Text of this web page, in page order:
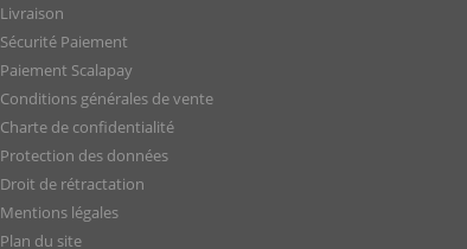
Livraison
Sécurité Paiement
Paiement Scalapay
Conditions générales de vente
Charte de confidentialité
Protection des données
Droit de rétractation
Mentions légales
Plan du site